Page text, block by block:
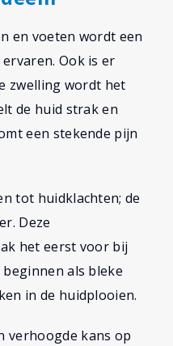
en voeten wordt een
Ook is er
zwelling wordt het
de huid strak en
een stekende pijn
tot huidklachten; de
Deze
het eerst voor bij
als bleke
in de huidplooien.
verhoogde kans op